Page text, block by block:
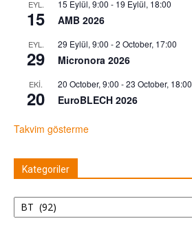
EYL.
15
15 Eylül, 9:00 - 19 Eylül, 18:00
AMB 2026
EYL.
29
29 Eylül, 9:00 -2 October, 17:00
Micronora 2026
EKI.
20
20 October, 9:00 -23 October, 18:00
EuroBLECH 2026
Takvim gösterme
Kategoriler
Kategoriler